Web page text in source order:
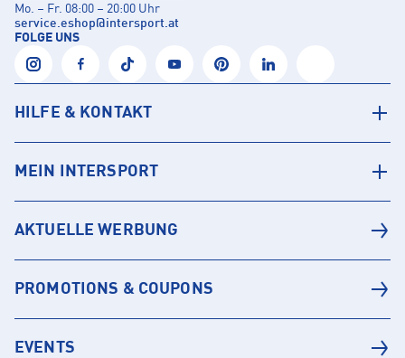
Mo. – Fr. 08:00 – 20:00 Uhr
service.eshop@intersport.at
FOLGE UNS
HILFE & KONTAKT
MEIN INTERSPORT
AKTUELLE WERBUNG
PROMOTIONS & COUPONS
EVENTS